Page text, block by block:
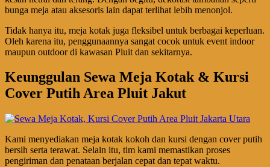
bunga meja atau aksesoris lain dapat terlihat lebih menonjol.
Tidak hanya itu, meja kotak juga fleksibel untuk berbagai keperluan.
Oleh karena itu, penggunaannya sangat cocok untuk event indoor
maupun outdoor di kawasan Pluit dan sekitarnya.
Keunggulan Sewa Meja Kotak & Kursi
Cover Putih Area Pluit Jakut
Kami menyediakan meja kotak kokoh dan kursi dengan cover putih
bersih serta terawat. Selain itu, tim kami memastikan proses
pengiriman dan penataan berjalan cepat dan tepat waktu.